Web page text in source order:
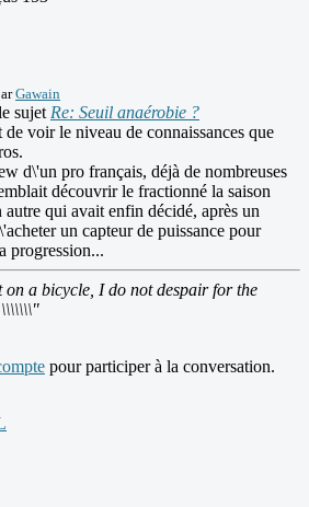
Gawain
sujet Re: Seuil anaérobie ?
voir le niveau de connaissances que
d\'un pro français, déjà de nombreuses
découvrir le fractionné la saison
qui avait enfin décidé, après un
un capteur de puissance pour
progression...
on a bicycle, I do not despair for the
pour participer à la conversation.